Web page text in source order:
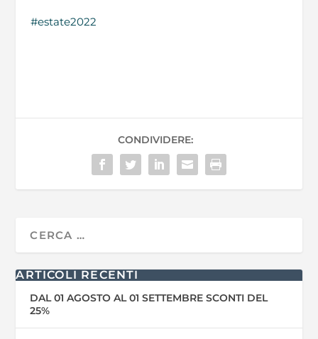
#estate2022
CONDIVIDERE:
ARTICOLI RECENTI
DAL 01 AGOSTO AL 01 SETTEMBRE SCONTI DEL
25%